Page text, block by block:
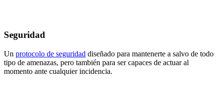
Seguridad
Un protocolo de seguridad diseñado para mantenerte a salvo de todo
tipo de amenazas, pero también para ser capaces de actuar al
momento ante cualquier incidencia.